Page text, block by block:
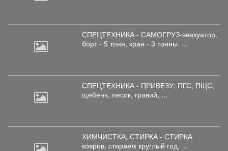
СПЕЦТЕХНИКА - САМОГРУЗ-эвакуатор,
борт - 5 тонн, кран - 3 тонны. ...
СПЕЦТЕХНИКА - ПРИВЕЗУ: ПГС, ПЩС,
щебень, песок, гравий, ...
ХИМЧИСТКА, СТИРКА - СТИРКА
ковров, стираем круглый год, ...